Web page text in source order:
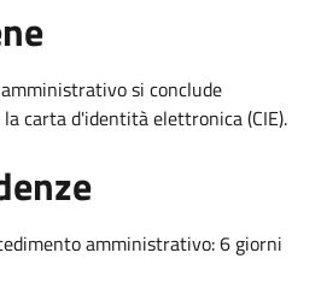
si conclude
carta d'identità elettronica (CIE).
amministrativo: 6 giorni